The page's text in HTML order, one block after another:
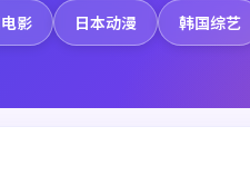
影 日本动漫 韩国综艺